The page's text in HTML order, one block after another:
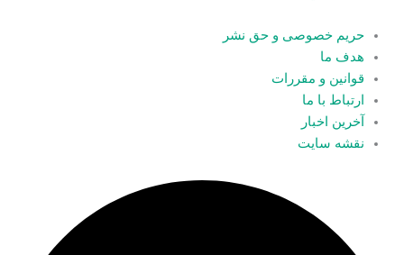
حریم خصوصی و حق نشر
هدف ما
قوانین و مقررات
ارتباط با ما
آخرین اخبار
نقشه سایت